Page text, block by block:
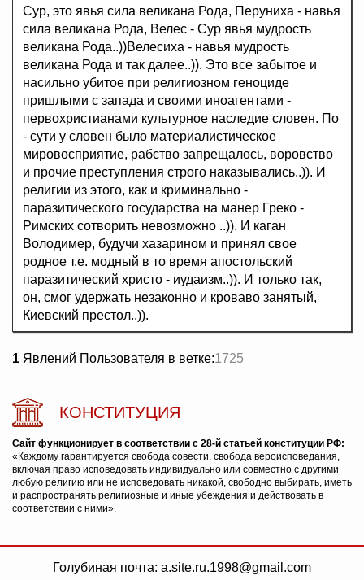
Сур, это явья сила великана Рода, Перуниха - навья
сила великана Рода, Велес - Сур явья мудрость
великана Рода..))Велесиха - навья мудрость
великана Рода и так далее..)). Это все забытое и
насильно убитое при религиозном геноциде
пришлыми с запада и своими иноагентами -
первохристианами культурное наследие словен. По
- сути у словен было материалистическое
мировосприятие, рабство запрещалось, воровство
и прочие преступления строго наказывались..)). И
религии из этого, как и криминально -
паразитического государства на манер Греко -
Римских сотворить невозможно ..)). И каган
Володимер, будучи хазарином и принял свое
родное т.е. модный в то время апостольский
паразитический христо - иудаизм..)). И только так,
он, смог удержать незаконно и кроваво занятый,
Киевский престол..)).
1 Явлений Пользователя в ветке:1725
КОНСТИТУЦИЯ
Сайт функционирует в соответствии с 28-й статьей конституции РФ:
«Каждому гарантируется свобода совести, свобода вероисповедания,
включая право исповедовать индивидуально или совместно с другими
любую религию или не исповедовать никакой, свободно выбирать, иметь
и распространять религиозные и иные убеждения и действовать в
соответствии с ними».
Голубиная почта: a.site.ru.1998@gmail.com